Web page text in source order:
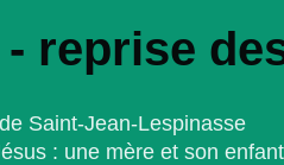
reprise
Saint-Jean-Lespinasse
: une mère et son